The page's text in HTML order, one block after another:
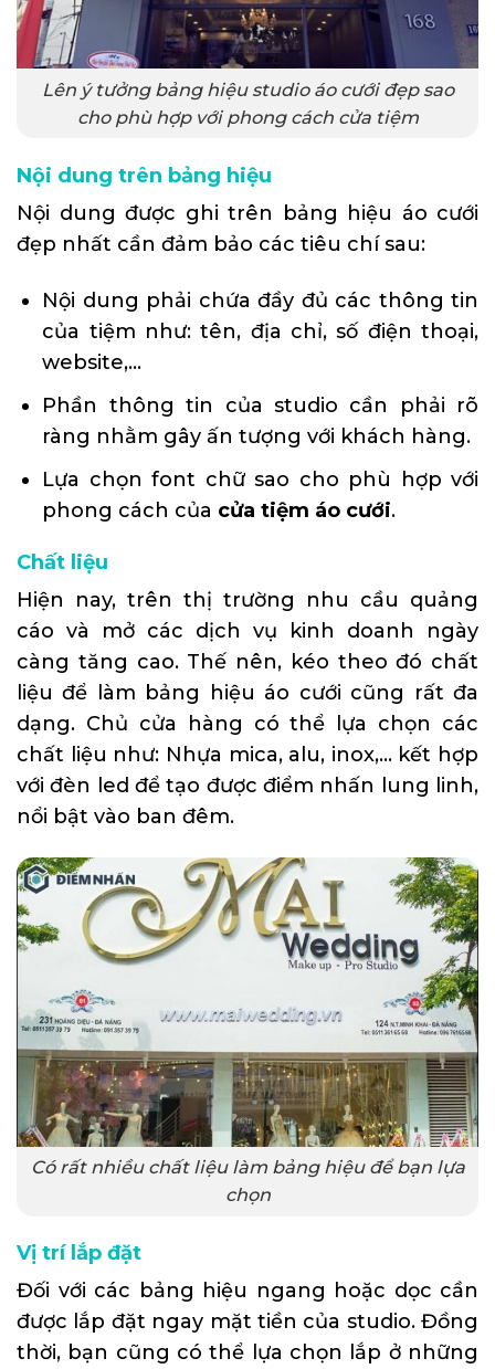
Lên ý tưởng bảng hiệu studio áo cưới đẹp sao
cho phù hợp với phong cách cửa tiệm
Nội dung trên bảng hiệu
Nội dung được ghi trên bảng hiệu áo cưới
đẹp nhất cần đảm bảo các tiêu chí sau:
Nội dung phải chứa đầy đủ các thông tin
của tiệm như: tên, địa chỉ, số điện thoại,
website,…
Phần thông tin của studio cần phải rõ
ràng nhằm gây ấn tượng với khách hàng.
Lựa chọn font chữ sao cho phù hợp với
phong cách của cửa tiệm áo cưới.
Chất liệu
Hiện nay, trên thị trường nhu cầu quảng
cáo và mở các dịch vụ kinh doanh ngày
càng tăng cao. Thế nên, kéo theo đó chất
liệu để làm bảng hiệu áo cưới cũng rất đa
dạng. Chủ cửa hàng có thể lựa chọn các
chất liệu như: Nhựa mica, alu, inox,… kết hợp
với đèn led để tạo được điểm nhấn lung linh,
nổi bật vào ban đêm.
Có rất nhiều chất liệu làm bảng hiệu để bạn lựa
chọn
Vị trí lắp đặt
Đối với các bảng hiệu ngang hoặc dọc cần
được lắp đặt ngay mặt tiền của studio. Đồng
thời, bạn cũng có thể lựa chọn lắp ở những